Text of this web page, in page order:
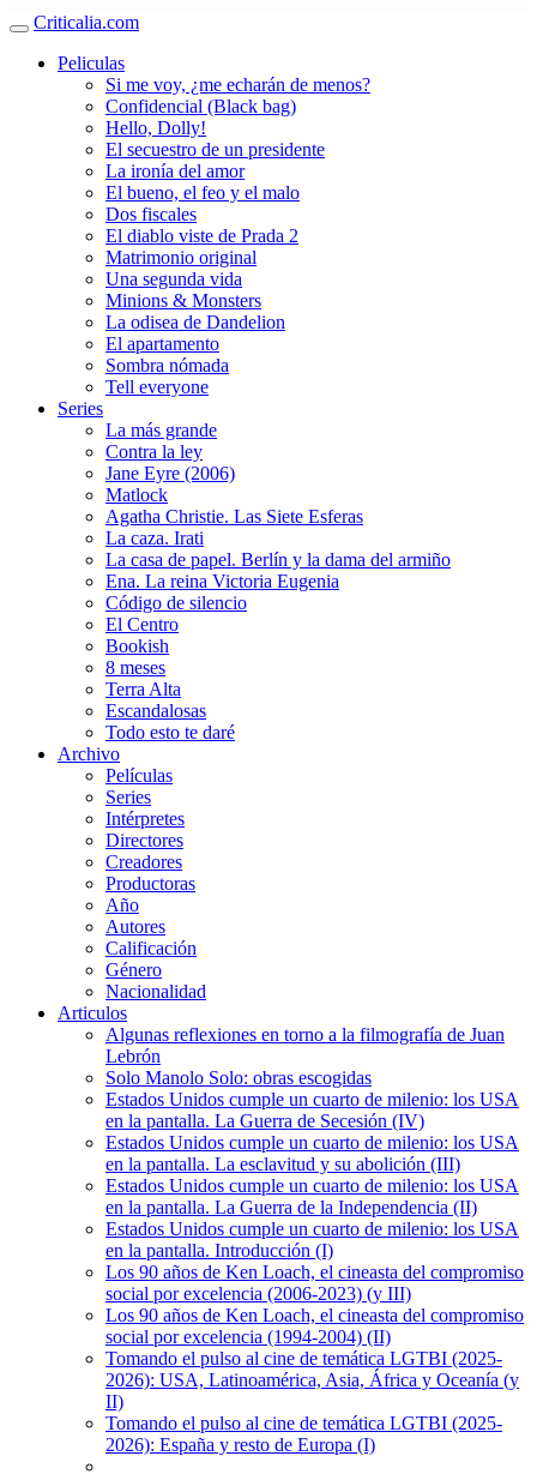
Criticalia.com
Peliculas
Si me voy, ¿me echarán de menos?
Confidencial (Black bag)
Hello, Dolly!
El secuestro de un presidente
La ironía del amor
El bueno, el feo y el malo
Dos fiscales
El diablo viste de Prada 2
Matrimonio original
Una segunda vida
Minions & Monsters
La odisea de Dandelion
El apartamento
Sombra nómada
Tell everyone
Series
La más grande
Contra la ley
Jane Eyre (2006)
Matlock
Agatha Christie. Las Siete Esferas
La caza. Irati
La casa de papel. Berlín y la dama del armiño
Ena. La reina Victoria Eugenia
Código de silencio
El Centro
Bookish
8 meses
Terra Alta
Escandalosas
Todo esto te daré
Archivo
Películas
Series
Intérpretes
Directores
Creadores
Productoras
Año
Autores
Calificación
Género
Nacionalidad
Articulos
Algunas reflexiones en torno a la filmografía de Juan
Lebrón
Solo Manolo Solo: obras escogidas
Estados Unidos cumple un cuarto de milenio: los USA
en la pantalla. La Guerra de Secesión (IV)
Estados Unidos cumple un cuarto de milenio: los USA
en la pantalla. La esclavitud y su abolición (III)
Estados Unidos cumple un cuarto de milenio: los USA
en la pantalla. La Guerra de la Independencia (II)
Estados Unidos cumple un cuarto de milenio: los USA
en la pantalla. Introducción (I)
Los 90 años de Ken Loach, el cineasta del compromiso
social por excelencia (2006-2023) (y III)
Los 90 años de Ken Loach, el cineasta del compromiso
social por excelencia (1994-2004) (II)
Tomando el pulso al cine de temática LGTBI (2025-
2026): USA, Latinoamérica, Asia, África y Oceanía (y
II)
Tomando el pulso al cine de temática LGTBI (2025-
2026): España y resto de Europa (I)